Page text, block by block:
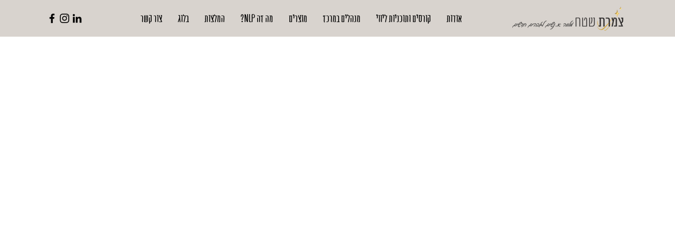
אודות קורסים ותוכניות ליווי מנהלים במרכז מוצרים מה זה NLP? המלצות בלוג צור קשר